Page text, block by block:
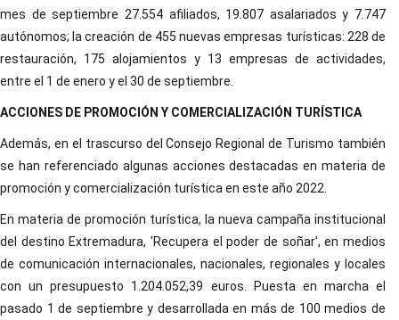
mes de septiembre 27.554 afiliados, 19.807 asalariados y 7.747
autónomos; la creación de 455 nuevas empresas turísticas: 228 de
restauración, 175 alojamientos y 13 empresas de actividades,
entre el 1 de enero y el 30 de septiembre.
ACCIONES DE PROMOCIÓN Y COMERCIALIZACIÓN TURÍSTICA
Además, en el trascurso del Consejo Regional de Turismo también
se han referenciado algunas acciones destacadas en materia de
promoción y comercialización turística en este año 2022.
En materia de promoción turística, la nueva campaña institucional
del destino Extremadura, 'Recupera el poder de soñar', en medios
de comunicación internacionales, nacionales, regionales y locales
con un presupuesto 1.204.052,39 euros. Puesta en marcha el
pasado 1 de septiembre y desarrollada en más de 100 medios de